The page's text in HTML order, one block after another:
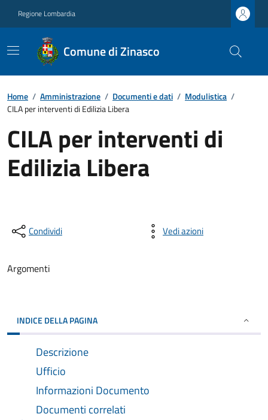
Regione Lombardia
Comune di Zinasco
Home / Amministrazione / Documenti e dati / Modulistica /
CILA per interventi di Edilizia Libera
CILA per interventi di
Edilizia Libera
Condividi Vedi azioni
Argomenti
INDICE DELLA PAGINA
Descrizione
Ufficio
Informazioni Documento
Documenti correlati